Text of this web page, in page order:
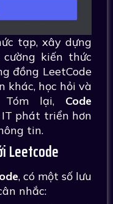
tạp, xây dựng
kiến thức
đồng LeetCode
khác, học hỏi và
Tóm lại, Code
phát triển hơn
tin.
Leetcode
, có một số lưu
nhắc: